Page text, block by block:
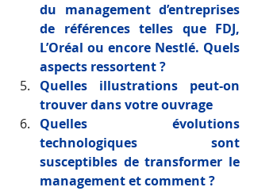
du management d’entreprises
de références telles que FDJ,
L’Oréal ou encore Nestlé. Quels
aspects ressortent ?
Quelles illustrations peut-on
trouver dans votre ouvrage
Quelles évolutions
technologiques sont
susceptibles de transformer le
management et comment ?